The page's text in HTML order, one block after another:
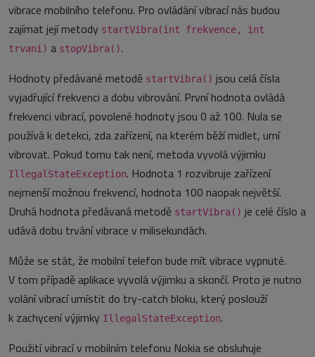
vibrace mobilního telefonu. Pro ovládání vibrací nás budou
zajímat její metody startVibra(int frekvence, int
trvani) a stopVibra().
Hodnoty předávané metodě startVibra() jsou celá čísla
vyjadřující frekvenci a dobu vibrování. První hodnota ovládá
frekvenci vibrací, povolené hodnoty jsou 0 až 100. Nula se
používá k detekci, zda zařízení, na kterém běží midlet, umí
vibrovat. Pokud tomu tak není, metoda vyvolá výjimku
IllegalStateException. Hodnota 1 rozvibruje zařízení
nejmenší možnou frekvencí, hodnota 100 naopak největší.
Druhá hodnota předávaná metodě startVibra() je celé číslo a
udává dobu trvání vibrace v milisekundách.
Může se stát, že mobilní telefon bude mít vibrace vypnuté.
V tom případě aplikace vyvolá výjimku a skončí. Proto je nutno
volání vibrací umístit do try-catch bloku, který poslouží
k zachycení výjimky IllegalStateException.
Použití vibrací v mobilním telefonu Nokia se obsluhuje